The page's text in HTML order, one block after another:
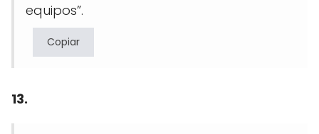
equipos”.
Copiar
13.